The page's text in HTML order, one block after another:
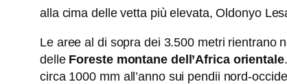
alla cima delle vetta più elevata, Oldonyo
Le aree al di sopra dei 3.500 metri rientrano
delle Foreste montane dell’Africa orientale
circa 1000 mm all’anno sui pendii nord-